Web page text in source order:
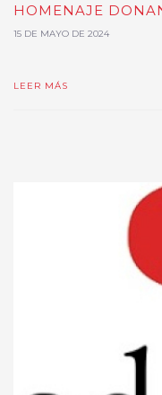
HOMENAJE
15 DE MAYO DE 2024
LEER MÁS